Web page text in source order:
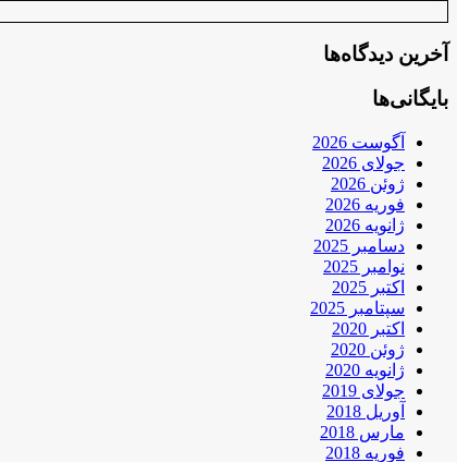
آخرین دیدگاه‌ها
بایگانی‌ها
آگوست 2026
جولای 2026
ژوئن 2026
فوریه 2026
ژانویه 2026
دسامبر 2025
نوامبر 2025
اکتبر 2025
سپتامبر 2025
اکتبر 2020
ژوئن 2020
ژانویه 2020
جولای 2019
آوریل 2018
مارس 2018
فوریه 2018